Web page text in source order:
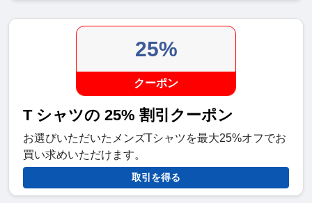
25%
クーポン
T シャツの 25% 割引クーポン
お選びいただいたメンズTシャツを最大25%オフでお
買い求めいただけます。
取引を得る